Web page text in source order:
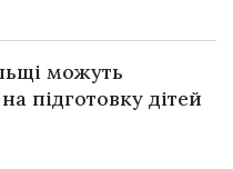
можуть
підготовку дітей